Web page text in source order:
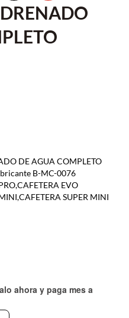
DE AGUA COMPLETO
B-MC-0076
EVO
SUPER MINI
ahora y paga mes a